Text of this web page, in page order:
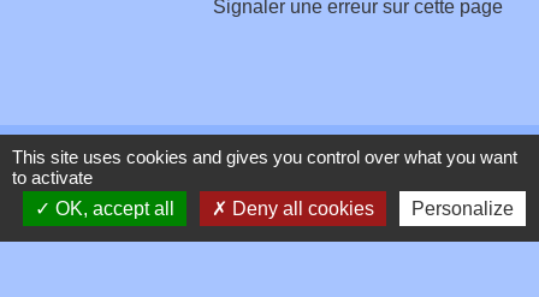
Signaler une erreur sur cette page
Contacts
Commune de Toussieux
346, Route du Morbier
This site uses cookies and gives you control over what you want
to activate
OK, accept all
Deny all cookies Personalize